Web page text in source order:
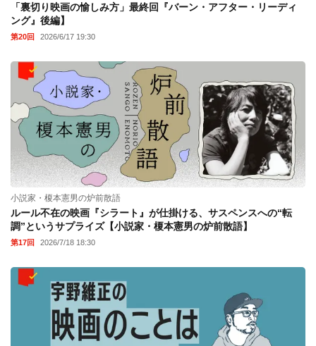
「裏切り映画の愉しみ方」最終回『バーン・アフター・リーディ
ング』後編】
第20回 2026/6/17 19:30
小説家・榎本憲男の炉前散語
ルール不在の映画『シラート』が仕掛ける、サスペンスへの“転
調”というサプライズ【小説家・榎本憲男の炉前散語】
第17回 2026/7/18 18:30